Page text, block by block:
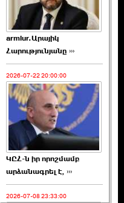
armlur.Արայիկ
Հարությունյանը ›››
2026-07-22 20:00:00
ԿԸՀ-ն իր որոշմամբ
արձանագրել է, ›››
2026-07-08 23:33:00